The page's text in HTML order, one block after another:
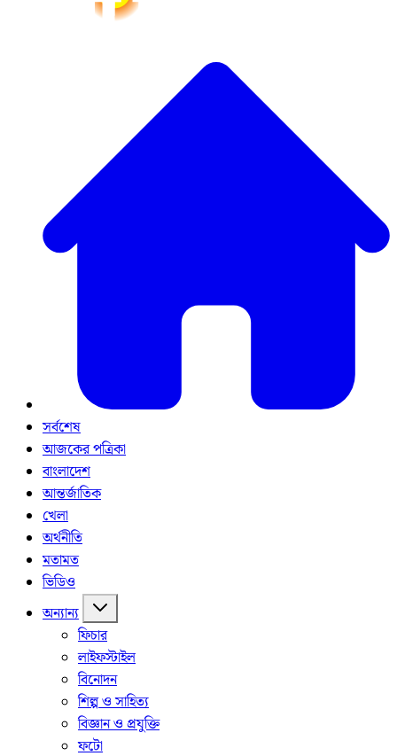
সর্বশেষ
আজকের পত্রিকা
বাংলাদেশ
আন্তর্জাতিক
খেলা
অর্থনীতি
মতামত
ভিডিও
অন্যান্য
ফিচার
লাইফস্টাইল
বিনোদন
শিল্প ও সাহিত্য
বিজ্ঞান ও প্রযুক্তি
ফটো